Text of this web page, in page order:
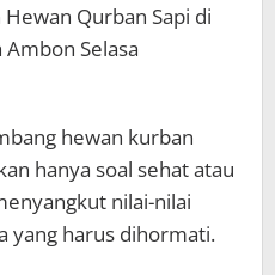
Qurban Sapi di
Selasa
hewan kurban
hanya soal sehat atau
nilai-nilai
yang harus dihormati.